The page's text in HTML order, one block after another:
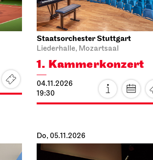
Staatsoper StuttgartOpernhaus
Die schlaue Füchsin
22.10.2026
19:00 - 20:45